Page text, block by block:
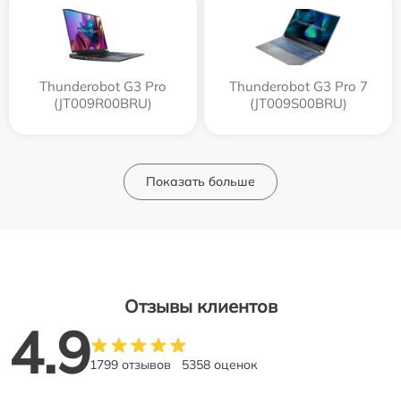
Thunderobot G3 Pro
(JT009R00BRU)
Thunderobot G3 Pro 7
(JT009S00BRU)
Показать больше
Отзывы клиентов
4.91799 отзывов 5358 оценок